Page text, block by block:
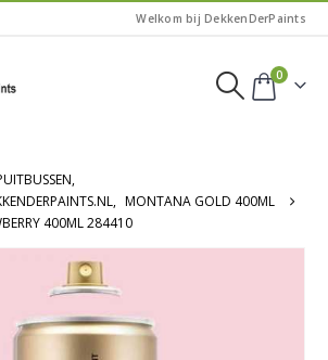
Welkom bij DekkenDerPaints
0
,
, MONTANA GOLD 400ML
400ML 284410